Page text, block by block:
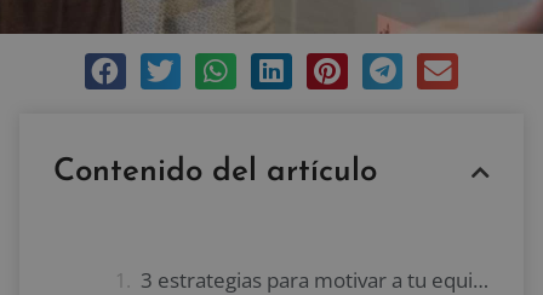
Contenido del artículo
3 estrategias para motivar a tu equipo de trabajo